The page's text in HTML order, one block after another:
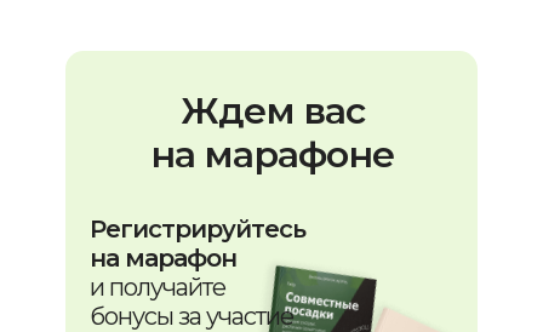
Ждем вас
на марафоне
Регистрируйтесь
на марафон
и получайте
бонусы за участие